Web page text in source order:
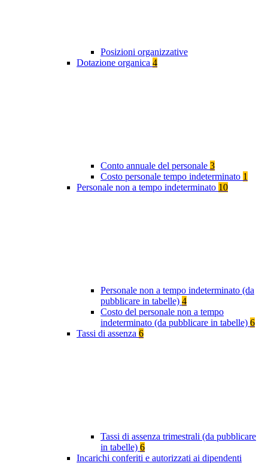
Posizioni organizzative
Dotazione organica 4
Conto annuale del personale 3
Costo personale tempo indeterminato 1
Personale non a tempo indeterminato 10
Personale non a tempo indeterminato (da
pubblicare in tabelle) 4
Costo del personale non a tempo
indeterminato (da pubblicare in tabelle) 6
Tassi di assenza 6
Tassi di assenza trimestrali (da pubblicare
in tabelle) 6
Incarichi conferiti e autorizzati ai dipendenti